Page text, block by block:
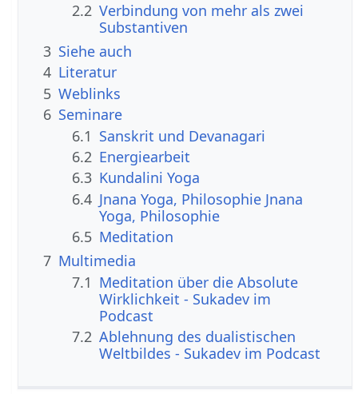
2.2 Verbindung von mehr als zwei
Substantiven
3 Siehe auch
4 Literatur
5 Weblinks
6 Seminare
6.1 Sanskrit und Devanagari
6.2 Energiearbeit
6.3 Kundalini Yoga
6.4 Jnana Yoga, Philosophie Jnana
Yoga, Philosophie
6.5 Meditation
7 Multimedia
7.1 Meditation über die Absolute
Wirklichkeit - Sukadev im
Podcast
7.2 Ablehnung des dualistischen
Weltbildes - Sukadev im Podcast